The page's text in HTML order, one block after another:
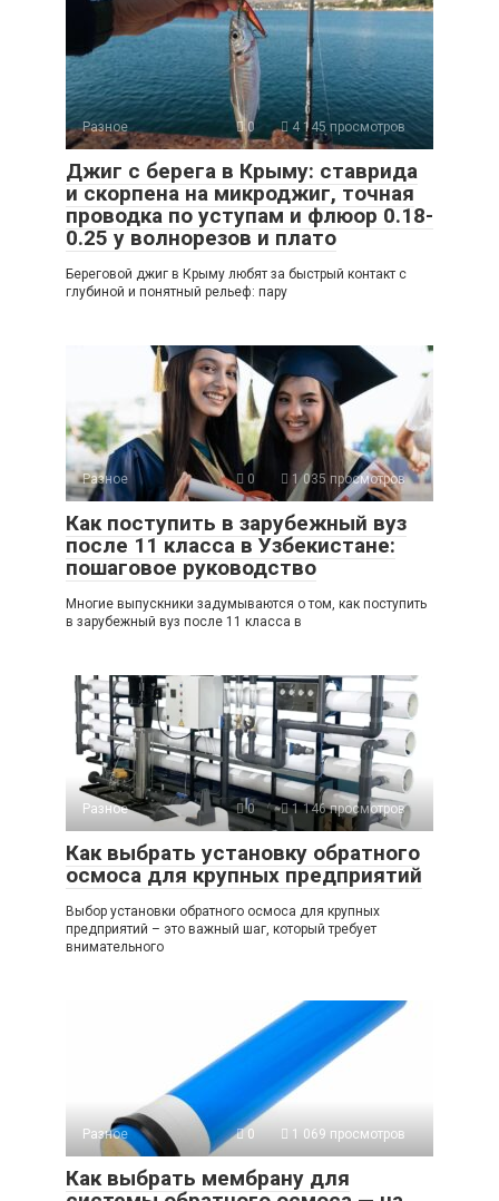
Разное 0 4 145 просмотров
Джиг с берега в Крыму: ставрида
и скорпена на микроджиг, точная
проводка по уступам и флюор 0.18-
0.25 у волнорезов и плато
Береговой джиг в Крыму любят за быстрый контакт с
глубиной и понятный рельеф: пару
Разное 0 1 035 просмотров
Как поступить в зарубежный вуз
после 11 класса в Узбекистане:
пошаговое руководство
Многие выпускники задумываются о том, как поступить
в зарубежный вуз после 11 класса в
Разное 0 1 146 просмотров
Как выбрать установку обратного
осмоса для крупных предприятий
Выбор установки обратного осмоса для крупных
предприятий – это важный шаг, который требует
внимательного
Разное 0 1 069 просмотров
Как выбрать мембрану для